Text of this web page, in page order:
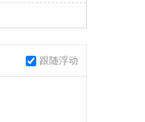
跟随浮动